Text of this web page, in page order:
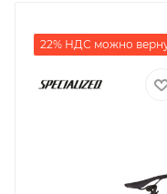
22% НДС можно